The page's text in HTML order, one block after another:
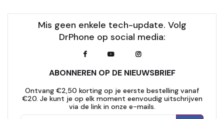
Mis geen enkele tech-update. Volg
DrPhone op social media:
ABONNEREN OP DE NIEUWSBRIEF
Ontvang €2,50 korting op je eerste bestelling vanaf
€20. Je kunt je op elk moment eenvoudig uitschrijven
via de link in onze e-mails.